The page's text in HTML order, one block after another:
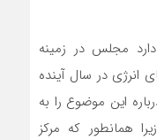
مجلس در زمینه
انرژی در سال آینده
این موضوع را به
همانطور که مرکز